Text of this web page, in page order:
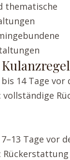
thematische
14 Tage vor
vollständige
Tage vor